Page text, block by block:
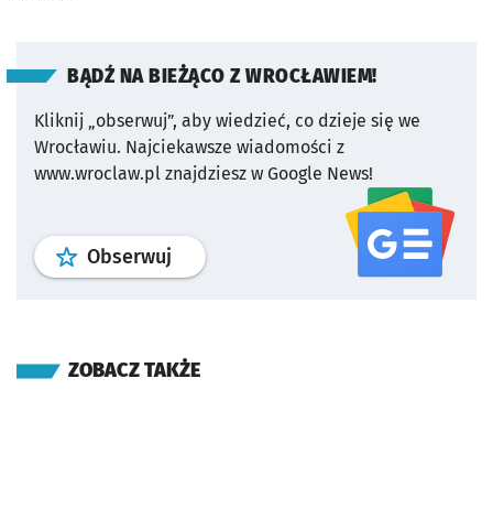
BĄDŹ NA BIEŻĄCO Z WROCŁAWIEM!
Kliknij „obserwuj”, aby wiedzieć, co dzieje się we
Wrocławiu. Najciekawsze wiadomości z
www.wroclaw.pl znajdziesz w Google News!
Obserwuj profil serwisu
ZOBACZ TAKŻE